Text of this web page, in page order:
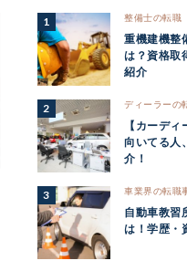
整備士の転職
重機建機整
は？資格取
紹介
ディーラーの
【カーディ
向いてる人
介！
車業界の転職
自動車教習
は！学歴・